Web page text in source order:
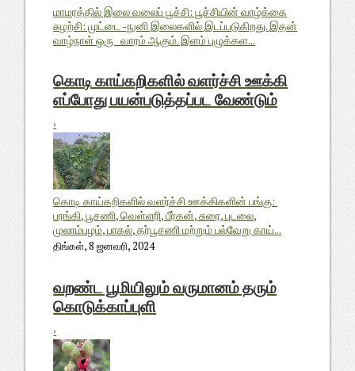
மாமரத்தில் இலை வலைப் பூச்சி: பூச்சியின் வாழ்க்கை
சுழற்சி: முட்டை -நுனி இலைகளில் இடப்படுகிறது. இதன்
வாழ்நாள் ஒரு வாரம் ஆகும். இளம் புழுக்கள...
கொடி காய்கறிகளில் வளர்ச்சி ஊக்கி
எப்போது பயன்படுத்தப்பட வேண்டும்
›
கொடி காய்கறிகளில் வளர்ச்சி ஊக்கிகளின் பங்கு:
பரங்கி, பூசணி, வெள்ளரி, பீர்கன், சுரை, புடலை,
முலாம்பழம், பாகல், தர்பூசணி மற்றும் பல்வேறு காய்...
திங்கள், 8 ஜனவரி, 2024
வறண்ட பூமியிலும் வருமானம் தரும்
கொடுக்காப்புளி
›